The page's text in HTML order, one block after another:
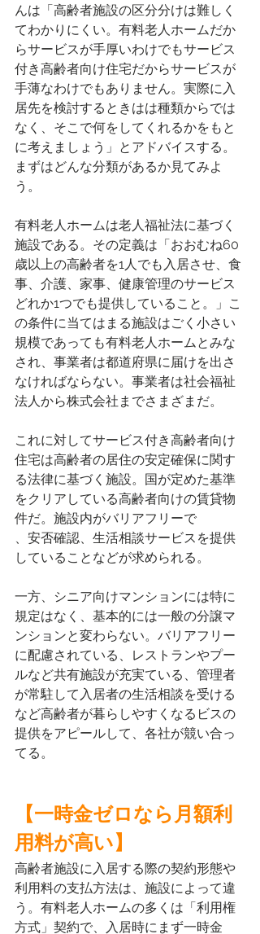
んは「高齢者施設の区分分けは難しく
てわかりにくい。有料老人ホームだか
らサービスが手厚いわけでもサービス
付き高齢者向け住宅だからサービスが
手薄なわけでもありません。実際に入
居先を検討するときはは種類からでは
なく、そこで何をしてくれるかをもと
に考えましょう」とアドバイスする。
まずはどんな分類があるか見てみよ
う。
有料老人ホームは老人福祉法に基づく
施設である。その定義は「おおむね60
歳以上の高齢者を1人でも入居させ、食
事、介護、家事、健康管理のサービス
どれか1つでも提供していること。」こ
の条件に当てはまる施設はごく小さい
規模であっても有料老人ホームとみな
され、事業者は都道府県に届けを出さ
なければならない。事業者は社会福祉
法人から株式会社までさまざまだ。
これに対してサービス付き高齢者向け
住宅は高齢者の居住の安定確保に関す
る法律に基づく施設。国が定めた基準
をクリアしている高齢者向けの賃貸物
件だ。施設内がバリアフリーで
、安否確認、生活相談サービスを提供
していることなどが求められる。
一方、シニア向けマンションには特に
規定はなく、基本的には一般の分譲マ
ンションと変わらない。バリアフリー
に配慮されている、レストランやプー
ルなど共有施設が充実ている、管理者
が常駐して入居者の生活相談を受ける
など高齢者が暮らしやすくなるビスの
提供をアピールして、各社が競い合っ
てる。
【一時金ゼロなら月額利
用料が高い】
高齢者施設に入居する際の契約形態や
利用料の支払方法は、施設によって違
う。有料老人ホームの多くは「利用権
方式」契約で、入居時にまず一時金